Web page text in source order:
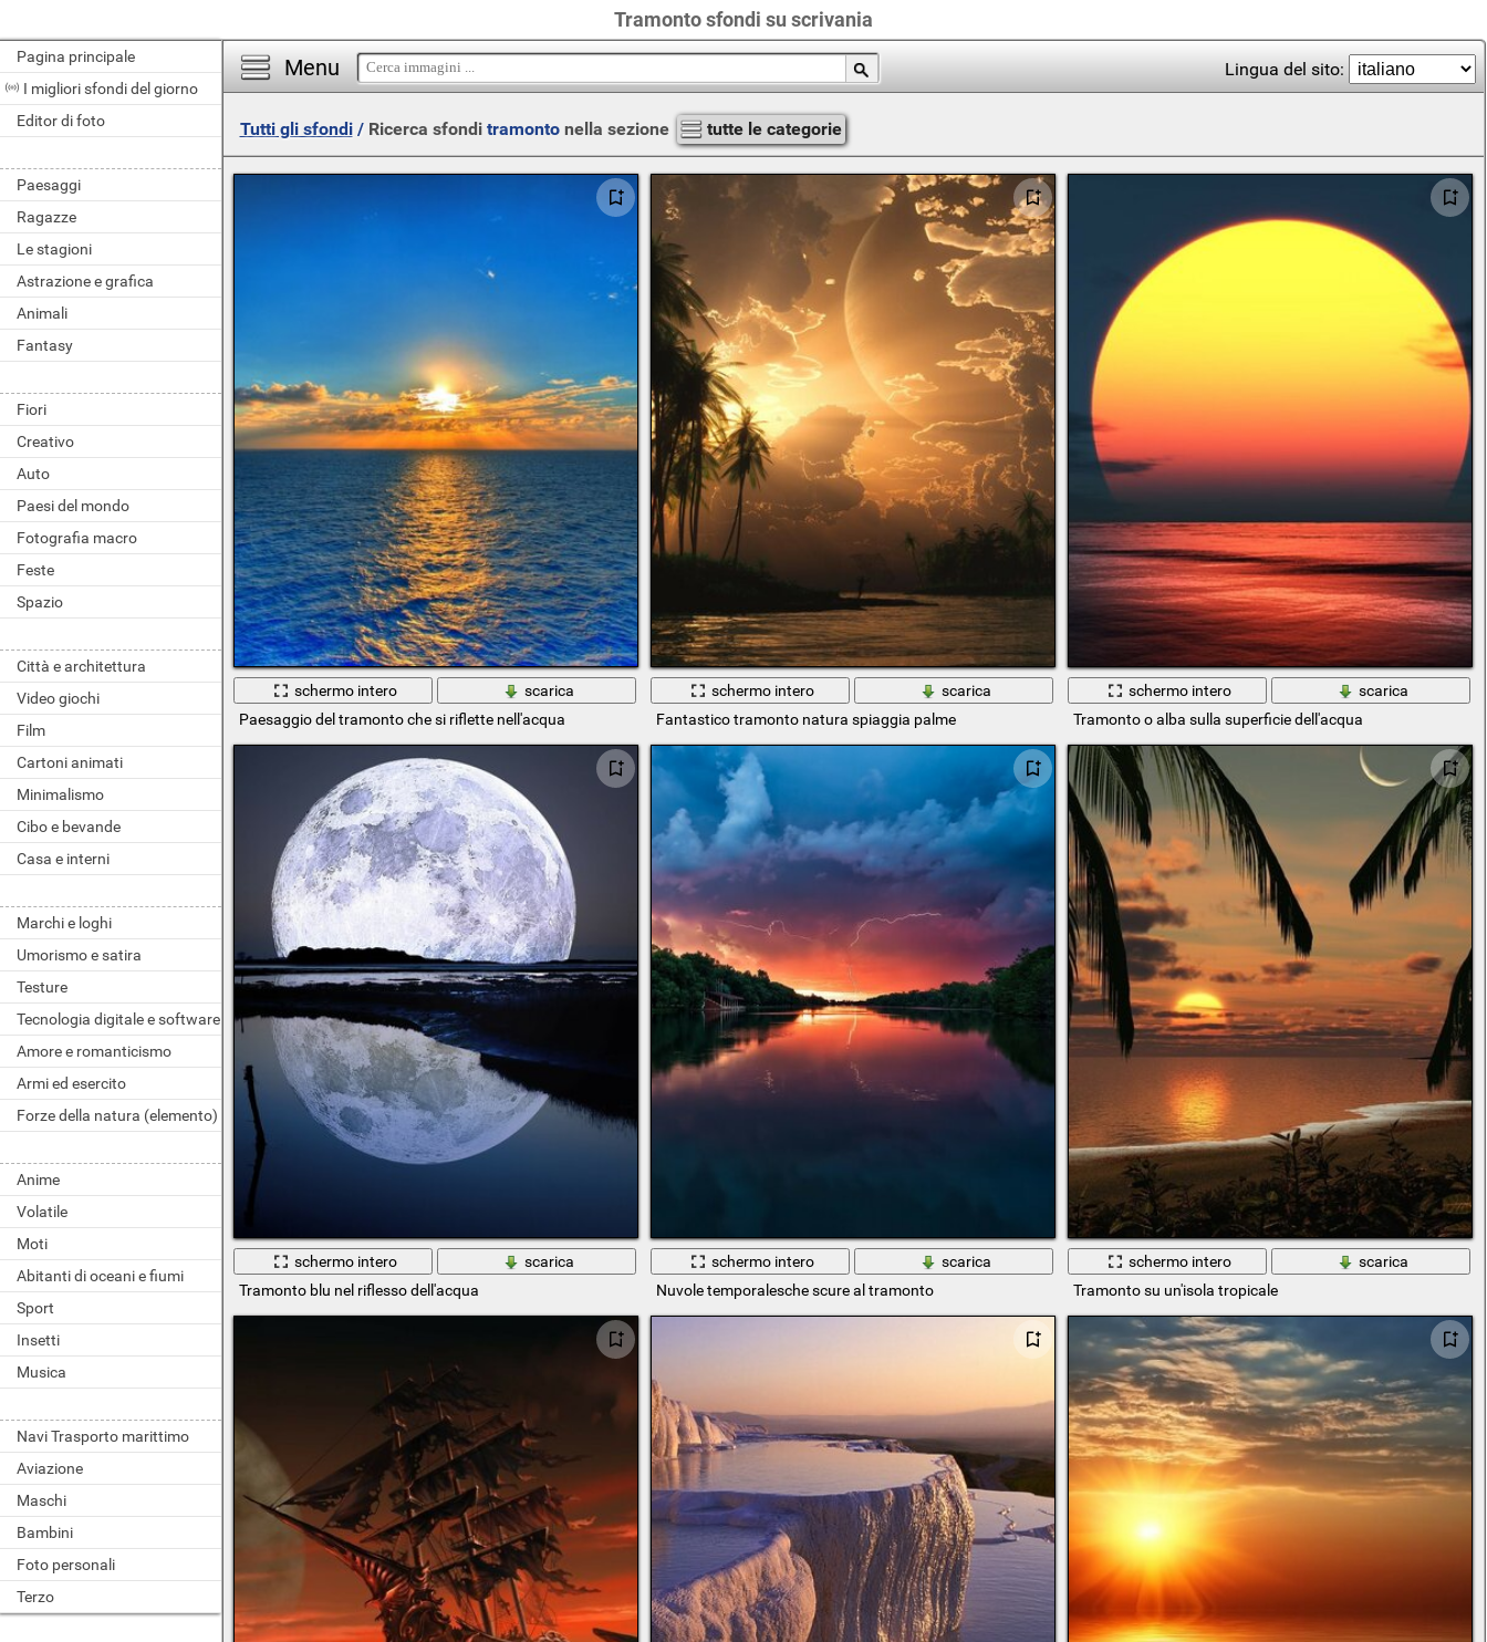
Tramonto sfondi su scrivania
Pagina principale
I migliori sfondi del giorno
Editor di foto
Paesaggi
Ragazze
Le stagioni
Astrazione e grafica
Animali
Fantasy
Fiori
Creativo
Auto
Paesi del mondo
Fotografia macro
Feste
Spazio
Città e architettura
Video giochi
Film
Cartoni animati
Minimalismo
Cibo e bevande
Casa e interni
Marchi e loghi
Umorismo e satira
Testure
Tecnologia digitale e software
Amore e romanticismo
Armi ed esercito
Forze della natura (elemento)
Anime
Volatile
Moti
Abitanti di oceani e fiumi
Sport
Insetti
Musica
Navi Trasporto marittimo
Aviazione
Maschi
Bambini
Foto personali
Terzo
Menu Lingua del sito:
Tutti gli sfondi/ Ricerca sfondi tramontonella sezione tutte le categorie
schermo intero
scarica
Paesaggio del tramonto che si riflette nell'acqua
schermo intero
scarica
Fantastico tramonto natura spiaggia palme
schermo intero
scarica
Tramonto o alba sulla superficie dell'acqua
schermo intero
scarica
Tramonto blu nel riflesso dell'acqua
schermo intero
scarica
Nuvole temporalesche scure al tramonto
schermo intero
scarica
Tramonto su un'isola tropicale